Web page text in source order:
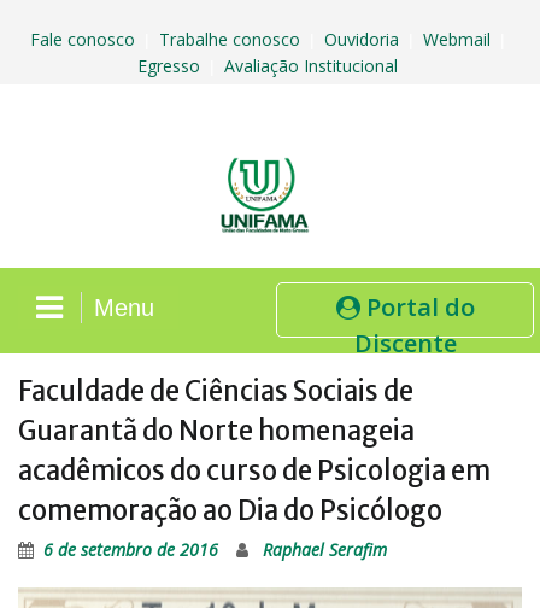
Fale conosco Trabalhe conosco Ouvidoria Webmail
Egresso Avaliação Institucional
Portal do
Discente
Menu
Faculdade de Ciências Sociais de
Guarantã do Norte homenageia
acadêmicos do curso de Psicologia em
comemoração ao Dia do Psicólogo
6 de setembro de 2016 Raphael Serafim